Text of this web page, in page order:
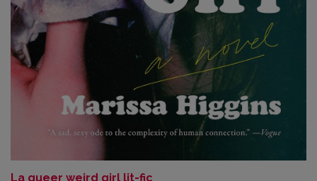
La queer weird girl lit-fic